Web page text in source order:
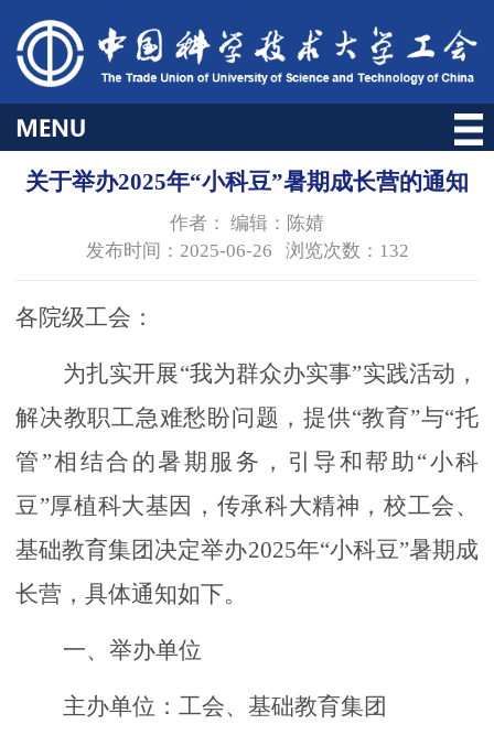
关于举办2025年“小科豆”暑期成长营的通知
作者： 编辑：陈婧
发布时间：2025-06-26 浏览次数： 132
各院级工会：
为扎实开展“我为群众办实事”实践活动，
解决教职工急难愁盼问题，提供“教育”与“托
管”相结合的暑期服务，引导和帮助“小科
豆”厚植科大基因，传承科大精神，校工会、
基础教育集团决定举办2025年“小科豆”暑期成
长营，具体通知如下。
一、举办单位
主办单位：工会、基础教育集团